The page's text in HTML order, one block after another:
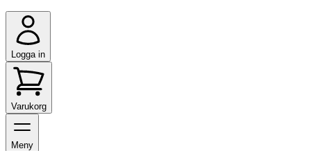
Logga in
Varukorg
Meny